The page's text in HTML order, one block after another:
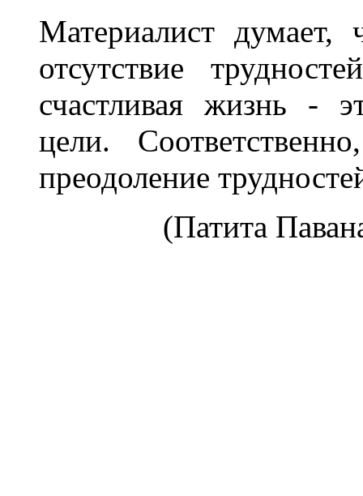
Материалист думает,
отсутствие
счастливая жизнь -
цели.
преодоление
(Патита